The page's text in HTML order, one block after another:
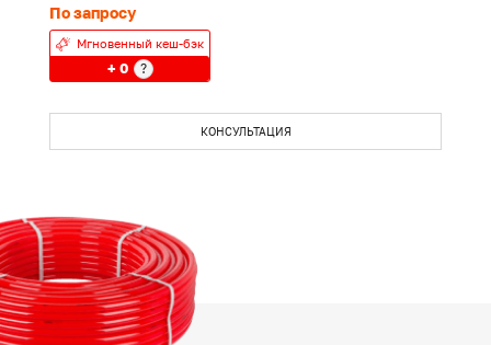
По запросу
Мгновенный кеш-бэк
+ 0 ?
КОНСУЛЬТАЦИЯ